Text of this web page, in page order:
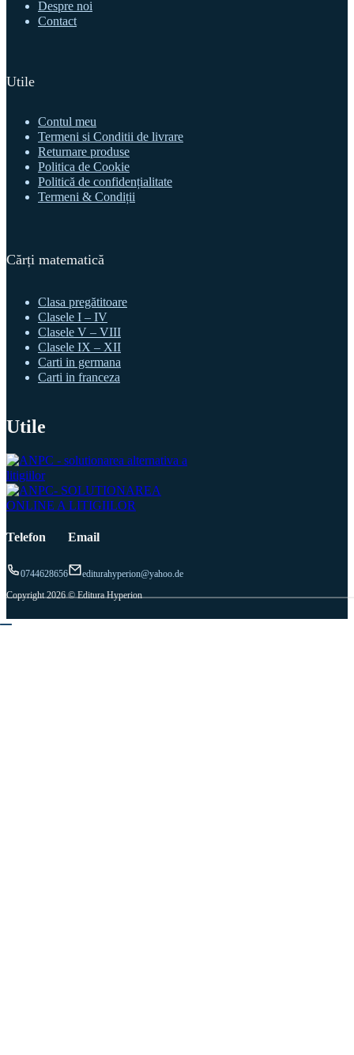
Despre noi
Contact
Utile
Contul meu
Termeni si Conditii de livrare
Returnare produse
Politica de Cookie
Politică de confidențialitate
Termeni & Condiții
Cărți matematică
Clasa pregătitoare
Clasele I – IV
Clasele V – VIII
Clasele IX – XII
Carti in germana
Carti in franceza
Utile
Telefon
0744628656
Email
editurahyperion@yahoo.de
Copyright 2026 © Editura Hyperion